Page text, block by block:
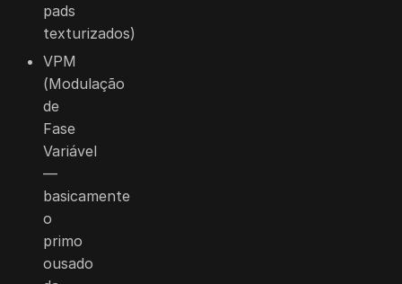
pads
texturizados)
VPM
(Modulação
de
Fase
Variável
—
basicamente
o
primo
ousado